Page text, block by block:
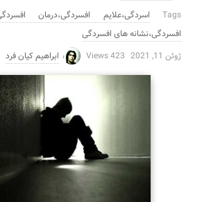
Tags
اسردگی،علایم افسردگی،درمان
افسردگی،نشانه های افسردگی
ژوئن 11, 2021
423 Views ابراهیم کیان فرد